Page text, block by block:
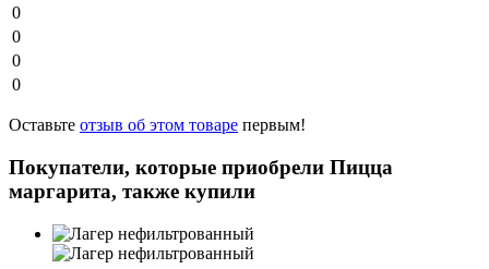
0
0
0
0
Оставьте отзыв об этом товаре первым!
Покупатели, которые приобрели Пицца
маргарита, также купили